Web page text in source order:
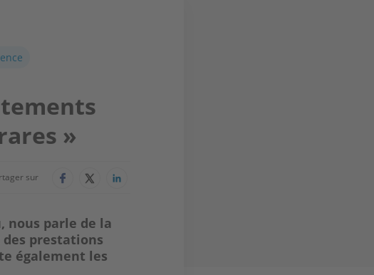
»
sur
nous parle de la
des prestations
également les